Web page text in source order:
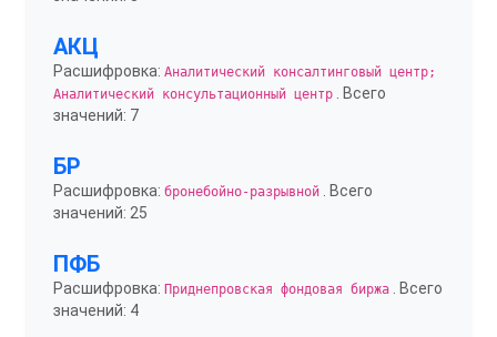
АКЦ
Расшифровка: Аналитический консалтинговый центр;
Аналитический консультационный центр . Всего
значений: 7
БР
Расшифровка: бронебойно-разрывной . Всего
значений: 25
ПФБ
Расшифровка: Приднепровская фондовая биржа . Всего
значений: 4